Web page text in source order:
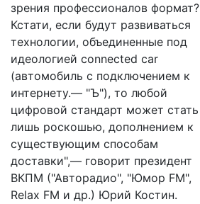
зрения профессионалов формат?
Кстати, если будут развиваться
технологии, объединенные под
идеологией connected car
(автомобиль с подключением к
интернету.— "Ъ"), то любой
цифровой стандарт может стать
лишь роскошью, дополнением к
существующим способам
доставки",— говорит президент
ВКПМ ("Авторадио", "Юмор FM",
Relax FM и др.) Юрий Костин.